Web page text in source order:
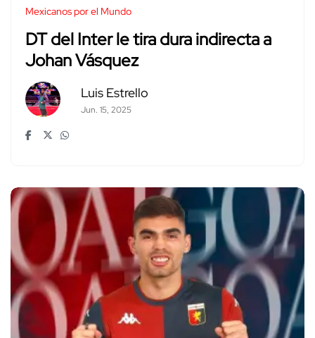
Mexicanos por el Mundo
DT del Inter le tira dura indirecta a
Johan Vásquez
Luis Estrello
Jun. 15, 2025